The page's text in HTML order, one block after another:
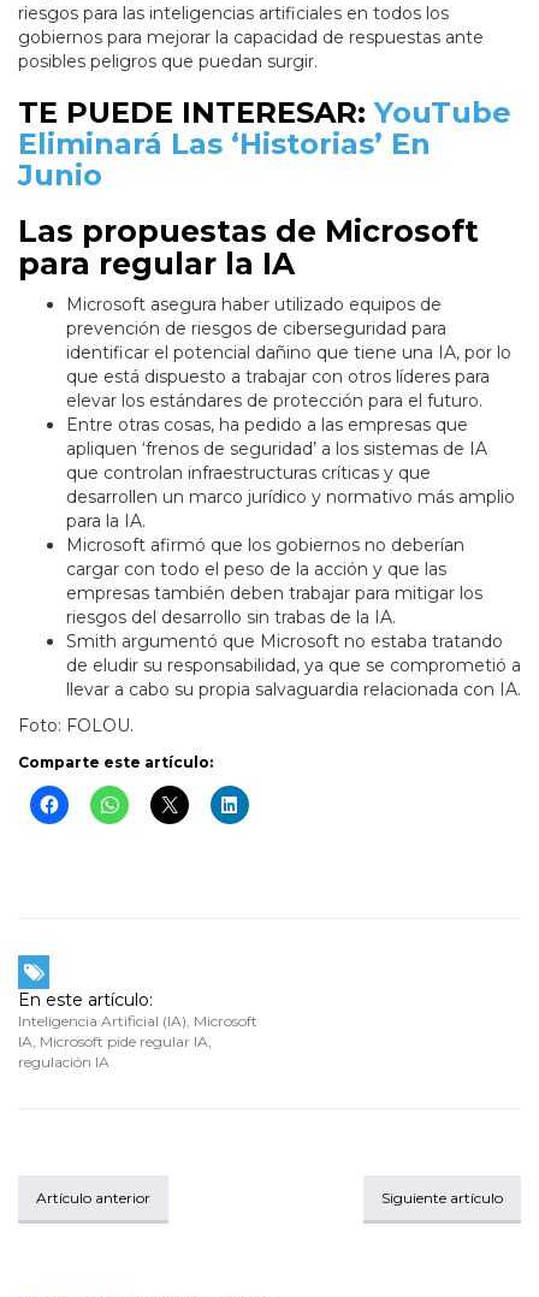
riesgos para las inteligencias artificiales en todos los
gobiernos para mejorar la capacidad de respuestas ante
posibles peligros que puedan surgir.
TE PUEDE INTERESAR:YouTube
Eliminará Las ‘Historias’ En
Junio
Las propuestas de Microsoft
para regular la IA
Microsoft asegura haber utilizado equipos de
prevención de riesgos de ciberseguridad para
identificar el potencial dañino que tiene una IA, por lo
que está dispuesto a trabajar con otros líderes para
elevar los estándares de protección para el futuro.
Entre otras cosas, ha pedido a las empresas que
apliquen ‘frenos de seguridad’ a los sistemas de IA
que controlan infraestructuras críticas y que
desarrollen un marco jurídico y normativo más amplio
para la IA.
Microsoft afirmó que los gobiernos no deberían
cargar con todo el peso de la acción y que las
empresas también deben trabajar para mitigar los
riesgos del desarrollo sin trabas de la IA.
Smith argumentó que Microsoft no estaba tratando
de eludir su responsabilidad, ya que se comprometió a
llevar a cabo su propia salvaguardia relacionada con IA.
Foto: FOLOU.
Comparte este artículo:
En este artículo:
Inteligencia Artificial (IA), Microsoft
IA, Microsoft pide regular IA,
regulación IA
Artículo anterior Siguiente artículo